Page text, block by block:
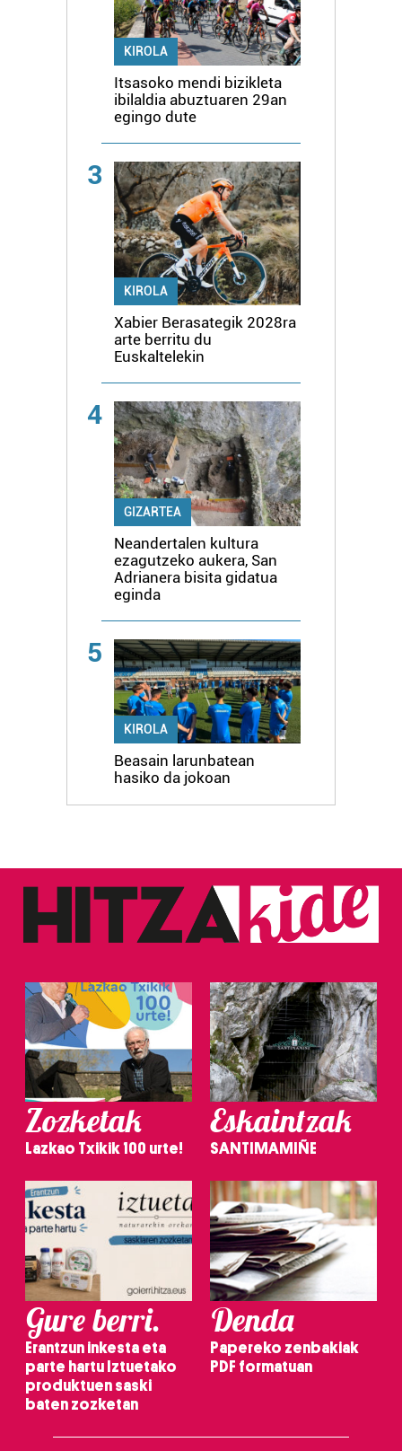
KIROLA
Itsasoko mendi bizikleta
ibilaldia abuztuaren 29an
egingo dute
3
KIROLA
Xabier Berasategik 2028ra
arte berritu du
Euskaltelekin
4
GIZARTEA
Neandertalen kultura
ezagutzeko aukera, San
Adrianera bisita gidatua
eginda
5
KIROLA
Beasain larunbatean
hasiko da jokoan
Zozketak
Lazkao Txikik 100 urte!
Eskaintzak
SANTIMAMIÑE
Gure berri.
Erantzun inkesta eta
parte hartu Iztuetako
produktuen saski
baten zozketan
Denda
Papereko zenbakiak
PDF formatuan